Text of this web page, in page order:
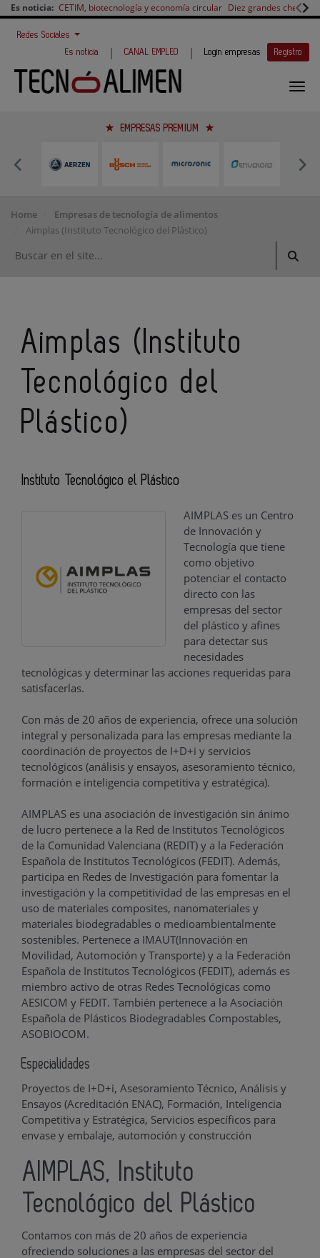
Es noticia: CETIM, biotecnología y economía circular Diez grandes chefs
Redes Sociales
Es noticia
| CANAL EMPLEO | Login empresas Registro
EMPRESAS PREMIUM
Home
Empresas de tecnología de alimentos
Aimplas (Instituto Tecnológico del Plástico)
Aimplas (Instituto
Tecnológico del
Plástico)
Instituto Tecnológico el Plástico
AIMPLAS es un Centro
de Innovación y
Tecnología que tiene
como objetivo
potenciar el contacto
directo con las
empresas del sector
del plástico y afines
para detectar sus
necesidades
tecnológicas y determinar las acciones requeridas para
satisfacerlas.
Con más de 20 años de experiencia, ofrece una solución
integral y personalizada para las empresas mediante la
coordinación de proyectos de I+D+i y servicios
tecnológicos (análisis y ensayos, asesoramiento técnico,
formación e inteligencia competitiva y estratégica).
AIMPLAS es una asociación de investigación sin ánimo
de lucro pertenece a la Red de Institutos Tecnológicos
de la Comunidad Valenciana (REDIT) y a la Federación
Española de Institutos Tecnológicos (FEDIT). Además,
participa en Redes de Investigación para fomentar la
investigación y la competitividad de las empresas en el
uso de materiales composites, nanomateriales y
materiales biodegradables o medioambientalmente
sostenibles. Pertenece a IMAUT(Innovación en
Movilidad, Automoción y Transporte) y a la Federación
Española de Institutos Tecnológicos (FEDIT), además es
miembro activo de otras Redes Tecnológicas como
AESICOM y FEDIT. También pertenece a la Asociación
Española de Plásticos Biodegradables Compostables,
ASOBIOCOM.
Especialidades
Proyectos de I+D+i, Asesoramiento Técnico, Análisis y
Ensayos (Acreditación ENAC), Formación, Inteligencia
Competitiva y Estratégica, Servicios específicos para
envase y embalaje, automoción y construcción
AIMPLAS, Instituto
Tecnológico del Plástico
Contamos con más de 20 años de experiencia
ofreciendo soluciones a las empresas del sector del